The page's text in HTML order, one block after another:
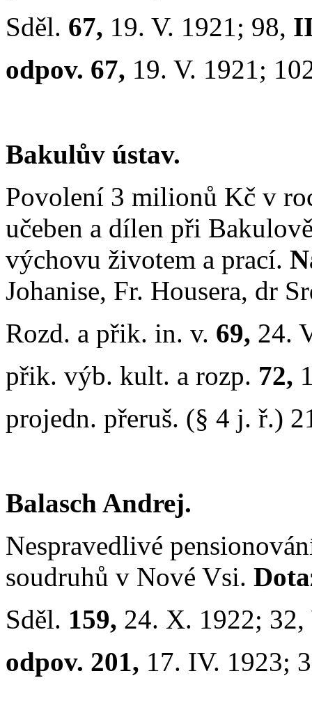
Sděl. 67, 19. V. 1921; 98,
odpov. 67, 19. V. 1921;
Bakulův ústav.
Povolení 3 milionů Kč v
učeben a dílen při
výchovu životem a prací.
Johanise, Fr. Housera, dr
Rozd. a přik. in. v. 69, 24.
přik. výb. kult. a rozp. 72,
projedn. přeruš. (§ 4 j. ř.)
Balasch Andrej.
Nespravedlivé
soudruhů v Nové Vsi.
Sděl. 159, 24. X. 1922; 32,
odpov. 201, 17. IV. 1923;